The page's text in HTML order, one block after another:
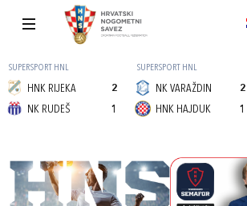
SUPERSPORT HNL
HNK RIJEKA
2
1
NK RUDEŠ
SUPERSPORT HNL
NK VARAŽDIN
2
1
HNK HAJDUK